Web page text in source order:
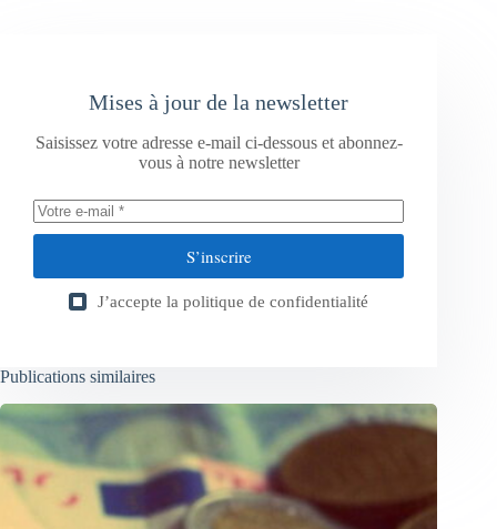
Mises à jour de la newsletter
Saisissez votre adresse e-mail ci-dessous et abonnez-
vous à notre newsletter
S’inscrire
J’accepte la politique de confidentialité
Publications similaires